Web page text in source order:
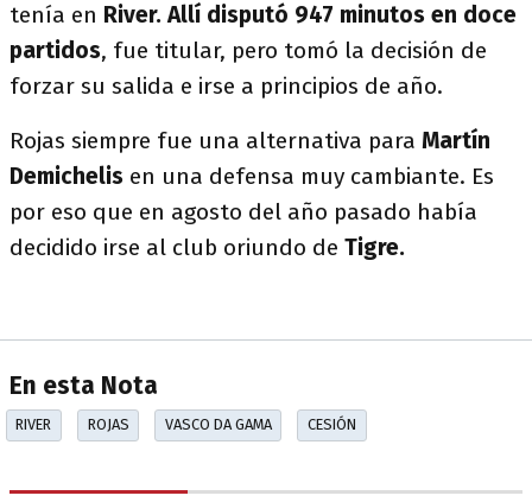
tenía en River. Allí disputó 947 minutos en doce
partidos, fue titular, pero tomó la decisión de
forzar su salida e irse a principios de año.
Rojas siempre fue una alternativa para Martín
Demichelis en una defensa muy cambiante. Es
por eso que en agosto del año pasado había
decidido irse al club oriundo de Tigre.
En esta Nota
RIVER ROJAS VASCO DA GAMA CESIÓN